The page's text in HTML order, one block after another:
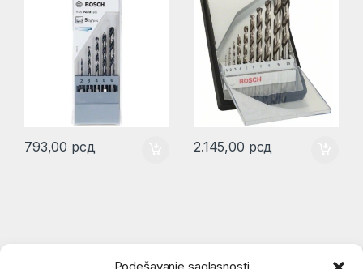
793,00 рсд 2.145,00 рсд